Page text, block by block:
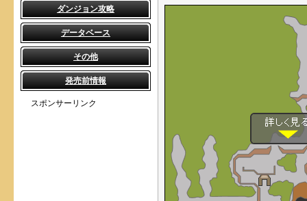
ダンジョン攻略
データベース
その他
発売前情報
スポンサーリンク